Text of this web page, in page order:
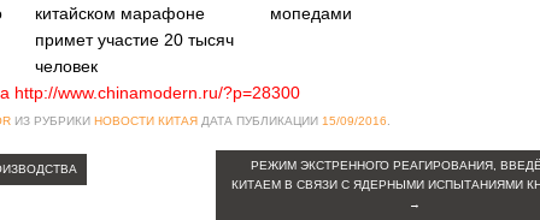
китайском марафоне
примет участие 20 тысяч
человек
мопедами
http://www.chinamodern.ru/?p=28300
ИЗ РУБРИКИ НОВОСТИ КИТАЯ ДАТА ПУБЛИКАЦИИ 15/09/2016
РЕЖИМ ЭКСТРЕННОГО РЕАГИРОВАНИЯ,
КИТАЕМ В СВЯЗИ С ЯДЕРНЫМИ ИСПЫТАНИЯМИ
→